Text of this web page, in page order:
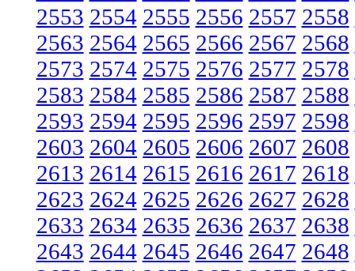
2553 2554 2555 2556 2557 2558
2563 2564 2565 2566 2567 2568
2573 2574 2575 2576 2577 2578
2583 2584 2585 2586 2587 2588
2593 2594 2595 2596 2597 2598
2603 2604 2605 2606 2607 2608
2613 2614 2615 2616 2617 2618
2623 2624 2625 2626 2627 2628
2633 2634 2635 2636 2637 2638
2643 2644 2645 2646 2647 2648